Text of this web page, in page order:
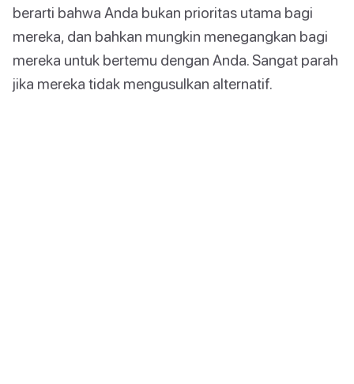
berarti bahwa Anda bukan prioritas utama bagi
mereka, dan bahkan mungkin menegangkan bagi
mereka untuk bertemu dengan Anda. Sangat parah
jika mereka tidak mengusulkan alternatif.